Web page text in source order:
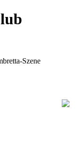
Szene